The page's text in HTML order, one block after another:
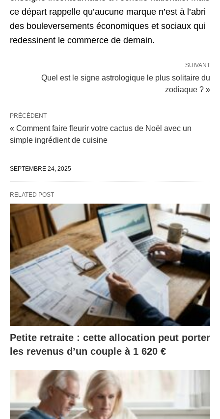
ce départ rappelle qu’aucune marque n’est à l’abri
des bouleversements économiques et sociaux qui
redessinent le commerce de demain.
SUIVANT
Quel est le signe astrologique le plus solitaire du
zodiaque ? »
PRÉCÉDENT
« Comment faire fleurir votre cactus de Noël avec un
simple ingrédient de cuisine
SEPTEMBRE 24, 2025
RELATED POST
Petite retraite : cette allocation peut porter
les revenus d’un couple à 1 620 €